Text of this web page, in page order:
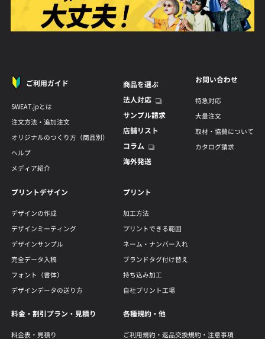
ご利用ガイド
SWEAT.jpとは
注文方法・追加注文
オリジナルのつくり方（商品別）
ヘルプ
メディア紹介
商品を選ぶ
法人対応
サンプル請求
店舗リスト
コラム
海外発送
お問い合わせ
特急対応
大量注文
取材・協賛について
カタログ請求
プリントデザイン
デザインの作成
デザインミーティング
デザインサンプル
完全データ入稿
フォント（書体）
デザインデータの送り方
プリント
加工方法
プリントできる範囲
ネーム・ナンバー入れ
ブランドタグ付け替え
持ち込み加工
自社プリント工場
料金・割引プラン・見積り
料金表・見積り
各種規約・他
ご利用規約・返品交換規約・注意事項